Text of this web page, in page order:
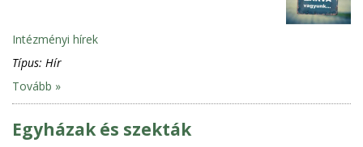
Intézményi hírek
Típus: Hír
Tovább »
Egyházak és szekták